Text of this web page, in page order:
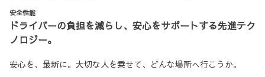
安全性能
ドライバーの負担を減らし、安心をサポートする先進テク
ノロジー。
安心を、最新に。大切な人を乗せて、どんな場所へ行こうか。